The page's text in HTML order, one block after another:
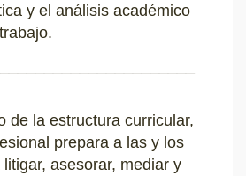
y el análisis académico
de la estructura curricular,
prepara a las y los
asesorar, mediar y